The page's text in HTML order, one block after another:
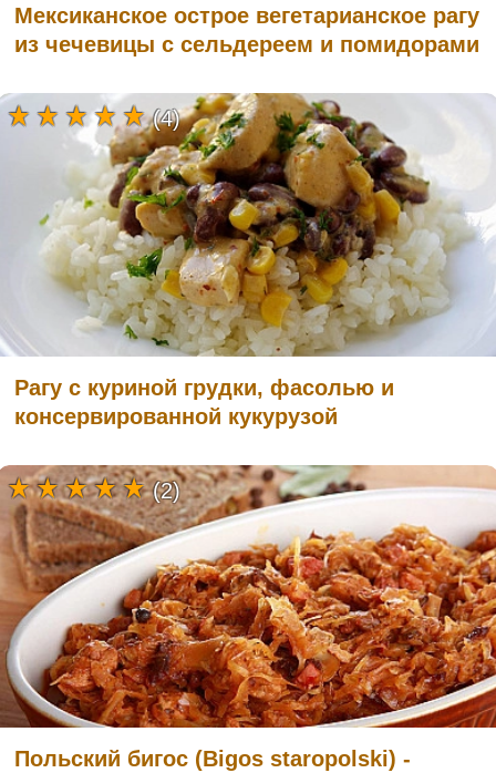
Мексиканское острое вегетарианское рагу
из чечевицы с сельдереем и помидорами
Рагу с куриной грудки, фасолью и
консервированной кукурузой
(4)
Польский бигос (Bigos staropolski) -
(2)